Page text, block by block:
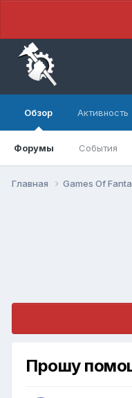
Обзор
Форумы События
Активность
Главная Games Of
Прошу